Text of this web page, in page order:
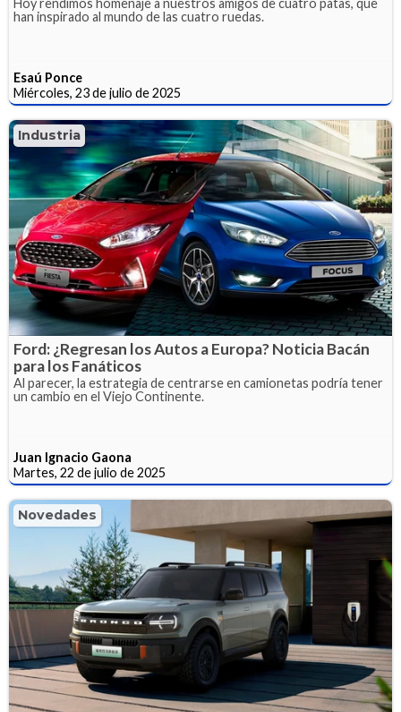
Hoy rendimos homenaje a nuestros amigos de cuatro patas, que
han inspirado al mundo de las cuatro ruedas.
Esaú Ponce
Miércoles, 23 de julio de 2025
Industria
Ford: ¿Regresan los Autos a Europa? Noticia Bacán
para los Fanáticos
Al parecer, la estrategia de centrarse en camionetas podría tener
un cambio en el Viejo Continente.
Juan Ignacio Gaona
Martes, 22 de julio de 2025
Novedades